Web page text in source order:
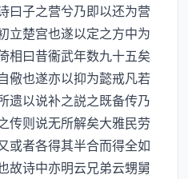
曰子之营兮乃即以还为营
立楚宫也遂以定之方中为
相曰昔衞武年数九十五矣
儆也遂亦以抑为懿戒凡若
遗以说补之説之既备传乃
传则说无所解矣大雅民劳
或者各得其半合而得全如
故诗中亦明云兄弟云甥舅